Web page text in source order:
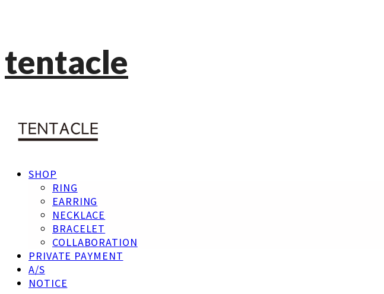
tentacle
SHOP
RING
EARRING
NECKLACE
BRACELET
COLLABORATION
PRIVATE PAYMENT
A/S
NOTICE